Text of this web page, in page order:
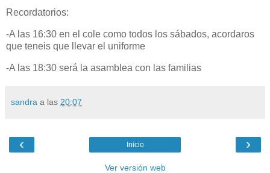
Recordatorios:
-A las 16:30 en el cole como todos los sábados, acordaros
que teneis que llevar el uniforme
-A las 18:30 será la asamblea con las familias
sandra a las 20:07
‹ ›
Inicio
Ver versión web